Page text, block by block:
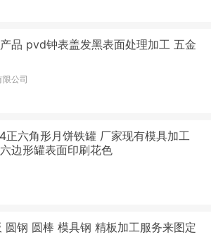
品 pvd钟表盖发黑表面处理加工 五金
公司
正六角形月饼铁罐 厂家现有模具加工
边形罐表面印刷花色
钢 圆棒 模具钢 精板加工服务来图定